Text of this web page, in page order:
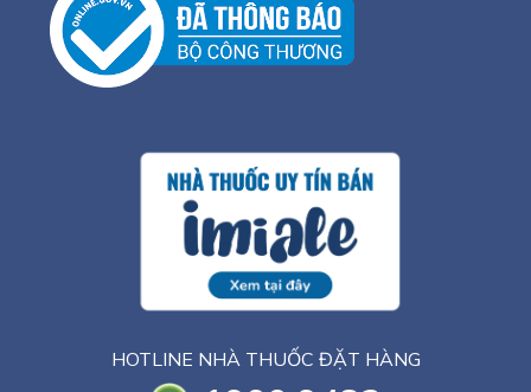
HOTLINE NHÀ THUỐC ĐẶT HÀNG